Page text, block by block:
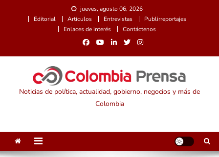
jueves, agosto 06, 2026
Editorial
Artículos Entrevistas
Publirreportajes
Enlaces de interés
Contáctenos
Noticias de política, actualidad, gobierno, negocios y más de
Colombia